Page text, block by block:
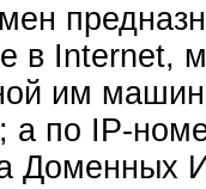
в Internet,
им
по IP-